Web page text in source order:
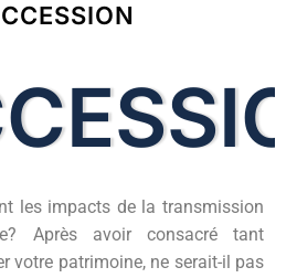
les impacts de la transmission
Après avoir consacré tant
votre patrimoine, ne serait-il pas